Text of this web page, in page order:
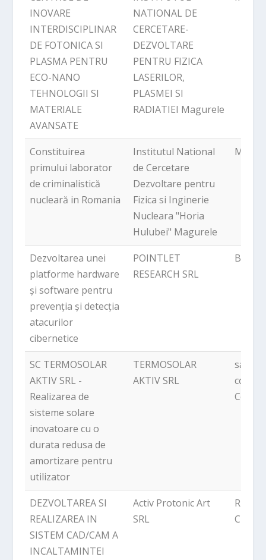
INOVARE
INTERDISCIPLINAR
DE FOTONICA SI
PLASMA PENTRU
ECO-NANO
TEHNOLOGII SI
MATERIALE
AVANSATE
NATIONAL DE
CERCETARE-
DEZVOLTARE
PENTRU FIZICA
LASERILOR,
PLASMEI SI
RADIATIEI Magurele
Constituirea
primului laborator
de criminalistică
nucleară in Romania
Institutul National
de Cercetare
Dezvoltare pentru
Fizica si Inginerie
Nucleara "Horia
Hulubei" Magurele
Dezvoltarea unei
platforme hardware
și software pentru
prevenția și detecția
atacurilor
cibernetice
POINTLET
RESEARCH SRL
SC TERMOSOLAR
AKTIV SRL -
Realizarea de
sisteme solare
inovatoare cu o
durata redusa de
amortizare pentru
utilizator
TERMOSOLAR
AKTIV SRL
sat
com.
DEZVOLTAREA SI
REALIZAREA IN
SISTEM CAD/CAM A
INCALTAMINTEI
Activ Protonic Art
SRL
Chitila